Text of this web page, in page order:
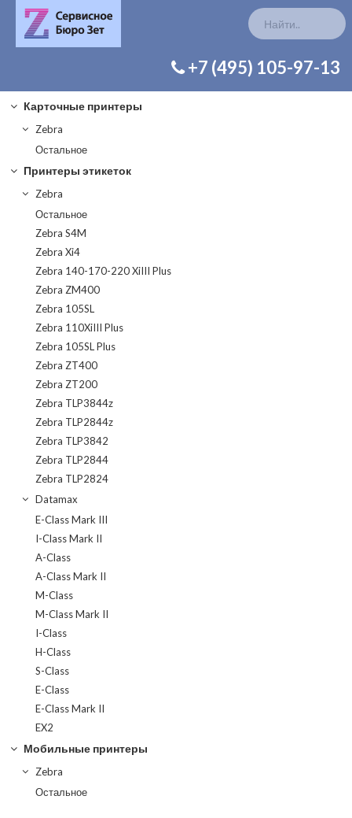
+7 (495) 105-97-13
Карточные принтеры
Zebra
Остальное
Принтеры этикеток
Zebra
Остальное
Zebra S4M
Zebra Xi4
Zebra 140-170-220 XiIII Plus
Zebra ZM400
Zebra 105SL
Zebra 110XiIII Plus
Zebra 105SL Plus
Zebra ZT400
Zebra ZT200
Zebra TLP3844z
Zebra TLP2844z
Zebra TLP3842
Zebra TLP2844
Zebra TLP2824
Datamax
E-Class Mark III
I-Class Mark II
A-Class
A-Class Mark II
M-Class
M-Class Mark II
I-Class
H-Class
S-Class
E-Class
E-Class Mark II
EX2
Мобильные принтеры
Zebra
Остальное